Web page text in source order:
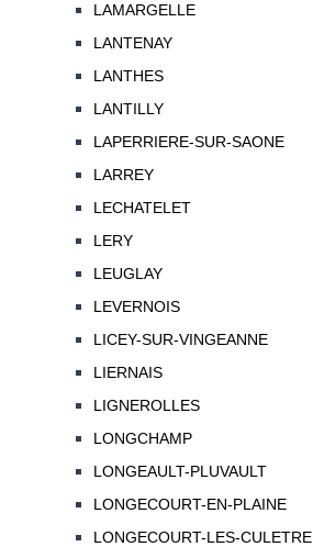
LAMARGELLE
LANTENAY
LANTHES
LANTILLY
LAPERRIERE-SUR-SAONE
LARREY
LECHATELET
LERY
LEUGLAY
LEVERNOIS
LICEY-SUR-VINGEANNE
LIERNAIS
LIGNEROLLES
LONGCHAMP
LONGEAULT-PLUVAULT
LONGECOURT-EN-PLAINE
LONGECOURT-LES-CULETRE